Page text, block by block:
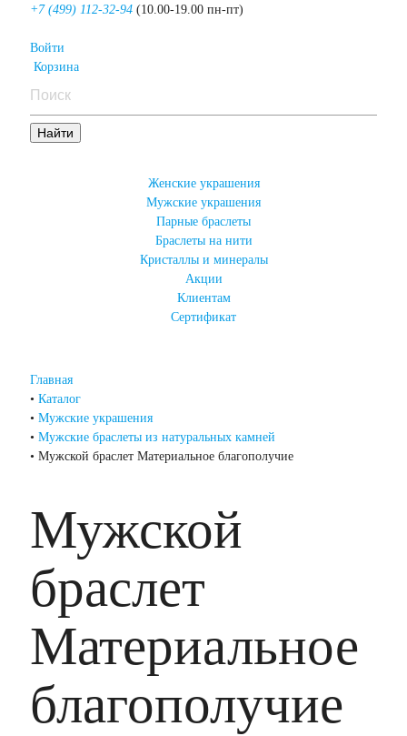
+7 (499) 112-32-94 (10.00-19.00 пн-пт)
Войти
Корзина
Женские украшения
Мужские украшения
Парные браслеты
Браслеты на нити
Кристаллы и минералы
Акции
Клиентам
Сертификат
Главная
• Каталог
• Мужские украшения
• Мужские браслеты из натуральных камней
• Мужской браслет Материальное благополучие
Мужской
браслет
Материальное
благополучие